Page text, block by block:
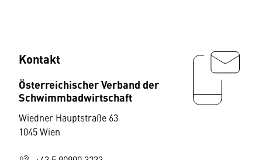
Kontakt
Österreichischer Verband der
Schwimmbadwirtschaft
Wiedner Hauptstraße 63
1045 Wien